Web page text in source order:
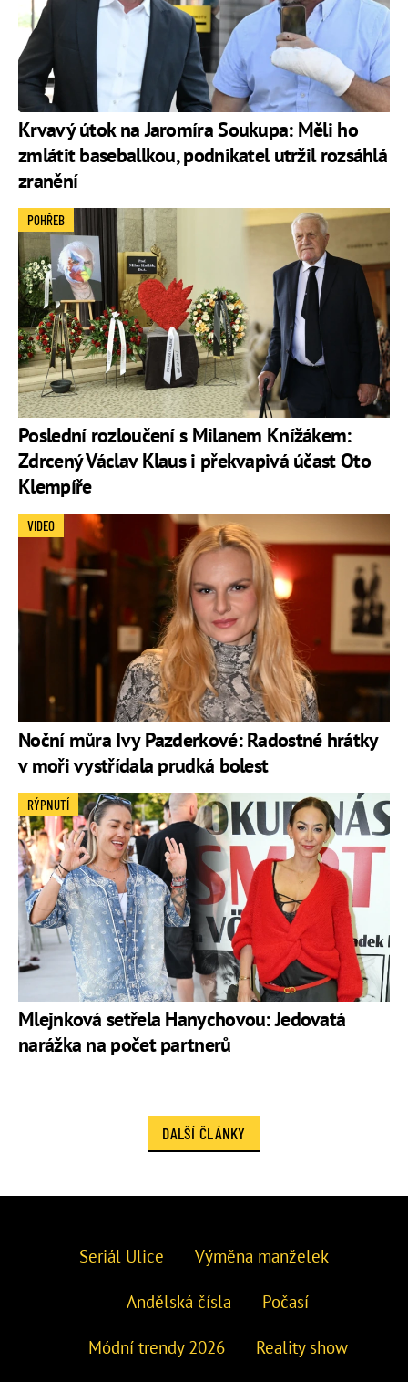
Krvavý útok na Jaromíra Soukupa: Měli ho
zmlátit baseballkou, podnikatel utržil rozsáhlá
zranění
Poslední rozloučení s Milanem Knížákem:
Zdrcený Václav Klaus i překvapivá účast Oto
Klempíře
POHŘEB
Noční můra Ivy Pazderkové: Radostné hrátky
v moři vystřídala prudká bolest
VIDEO
Mlejnková setřela Hanychovou: Jedovatá
narážka na počet partnerů
RÝPNUTÍ
DALŠÍ ČLÁNKY
Seriál Ulice Výměna manželek
Andělská čísla Počasí
Módní trendy 2026 Reality show